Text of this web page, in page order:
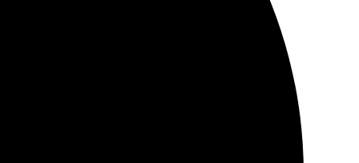
загрузила фото, выбрала обложку, добавила
упаковано было аккуратно. Всё, как я и